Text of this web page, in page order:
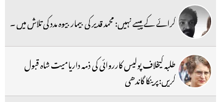
کرائے کے پیسے نہیں: محمد قدیر کی بیمار بیوہ مدد کی تلاش میں ۔
طلبہ کیخلاف پولیس کارروائی کی ذمہ داریامیت شاہ قبول
کریں:پرینکا گاندھی